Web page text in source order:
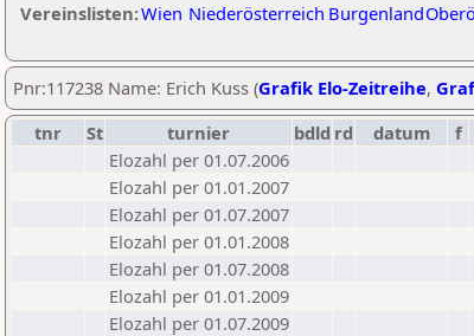
Vereinslisten:Wien Niederösterreich Burgenland
Pnr:117238 Name: Erich Kuss (Grafik Elo-Zeitreihe,
tnr
St turnier bdld rd datum f
Elozahl per 01.07.2006
Elozahl per 01.01.2007
Elozahl per 01.07.2007
Elozahl per 01.01.2008
Elozahl per 01.07.2008
Elozahl per 01.01.2009
Elozahl per 01.07.2009